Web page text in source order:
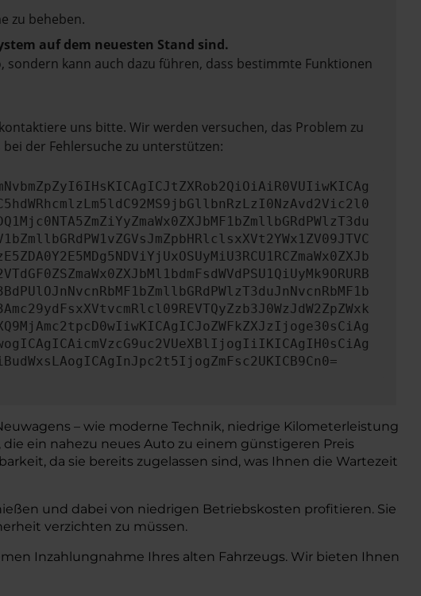
zu beheben.
auf dem neuesten Stand sind.
kann auch dazu führen, dass bestimmte Funktionen
uns bitte. Wir werden versuchen, das Problem zu
der Fehlersuche zu unterstützen:
– wie moderne Technik, niedrige Kilometerleistung
ein nahezu neues Auto zu einem günstigeren Preis
da sie bereits zugelassen sind, was Ihnen die Wartezeit
und dabei von niedrigen Betriebskosten profitieren. Sie
verzichten zu müssen.
Inzahlungnahme Ihres alten Fahrzeugs. Wir bieten Ihnen